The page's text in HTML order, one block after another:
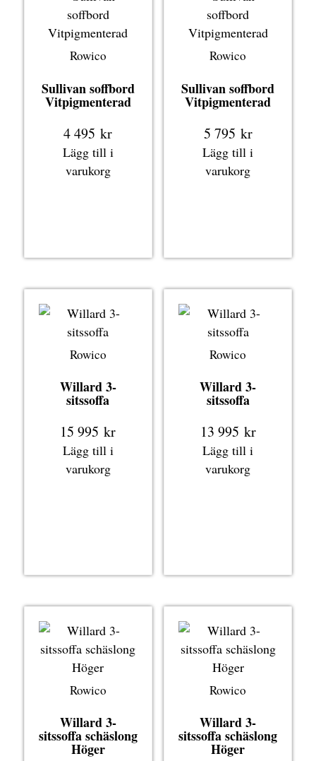
Rowico
Sullivan soffbord
Vitpigmenterad
4 495kr
Lägg till i
varukorg
Rowico
Sullivan soffbord
Vitpigmenterad
5 795 kr
Lägg till i
varukorg
Rowico
Willard 3-
sitssoffa
15 995kr
Lägg till i
varukorg
Rowico
Willard 3-
sitssoffa
13 995 kr
Lägg till i
varukorg
Rowico
Willard 3-
sitssoffa schäslong
Höger
Rowico
Willard 3-
sitssoffa schäslong
Höger